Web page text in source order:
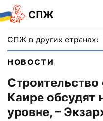
СПЖ
СПЖ в других странах:
НОВОСТИ
Каире обсудят
уровне, –